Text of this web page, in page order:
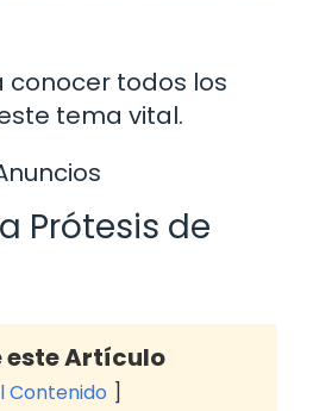
todos los
tema vital.
Prótesis de
este Artículo
Contenido